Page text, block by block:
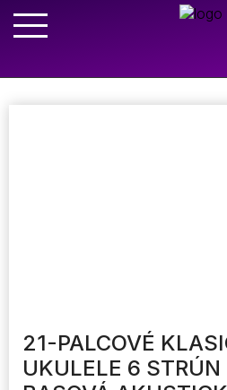
21-PALCOVÉ
UKULELE 6